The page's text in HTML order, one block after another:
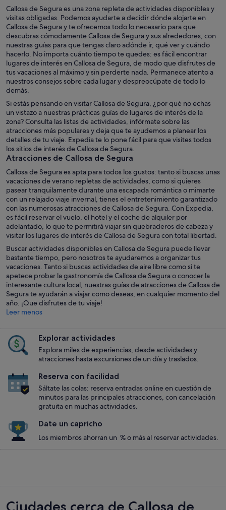
Callosa de Segura es una zona repleta de actividades disponibles y
visitas obligadas. Podemos ayudarte a decidir dónde alojarte en
Callosa de Segura y te ofrecemos todo lo necesario para que
descubras cómodamente Callosa de Segura y sus alrededores, con
nuestras guías para que tengas claro adónde ir, qué ver y cuándo
hacerlo. No importa cuánto tiempo te quedes: es fácil encontrar
lugares de interés en Callosa de Segura, de modo que disfrutes de
tus vacaciones al máximo y sin perderte nada. Permanece atento a
nuestros consejos sobre cada lugar y despreocúpate de todo lo
demás.
Si estás pensando en visitar Callosa de Segura, ¿por qué no echas
un vistazo a nuestras prácticas guías de lugares de interés de la
zona? Consulta las listas de actividades, infórmate sobre las
atracciones más populares y deja que te ayudemos a planear los
detalles de tu viaje. Expedia te lo pone fácil para que visites todos
los sitios de interés de Callosa de Segura.
Atracciones de Callosa de Segura
Callosa de Segura es apta para todos los gustos: tanto si buscas unas
vacaciones de verano repletas de actividades, como si quieres
pasear tranquilamente durante una escapada romántica o mimarte
con un relajado viaje invernal, tienes el entretenimiento garantizado
con las numerosas atracciones de Callosa de Segura. Con Expedia,
es fácil reservar el vuelo, el hotel y el coche de alquiler por
adelantado, lo que te permitirá viajar sin quebraderos de cabeza y
visitar los lugares de interés de Callosa de Segura con total libertad.
Buscar actividades disponibles en Callosa de Segura puede llevar
bastante tiempo, pero nosotros te ayudaremos a organizar tus
vacaciones. Tanto si buscas actividades de aire libre como si te
apetece probar la gastronomía de Callosa de Segura o conocer la
interesante cultura local, nuestras guías de atracciones de Callosa de
Segura te ayudarán a viajar como deseas, en cualquier momento del
año. ¡Que disfrutes de tu viaje!
Leer menos
Explorar actividades
Explora miles de experiencias, desde actividades y
atracciones hasta excursiones de un día y traslados.
Reserva con facilidad
Sáltate las colas: reserva entradas online en cuestión de
minutos para las principales atracciones, con cancelación
gratuita en muchas actividades.
Date un capricho
Los miembros ahorran un % o más al reservar actividades.
Ciudades cerca de Callosa de